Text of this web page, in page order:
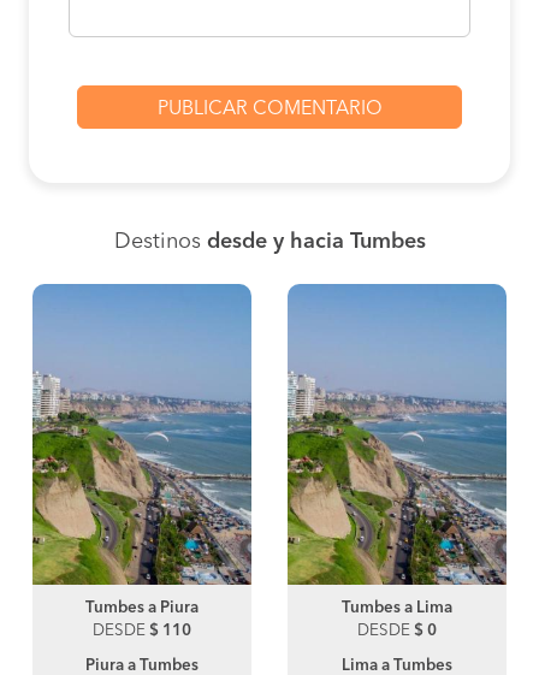
Destinos desde y hacia Tumbes
Tumbes a Piura
DESDE $ 110
Piura a Tumbes
Tumbes a Lima
DESDE $ 0
Lima a Tumbes